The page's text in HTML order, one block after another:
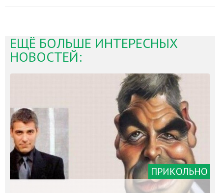
ЕЩЁ БОЛЬШЕ ИНТЕРЕСНЫХ
НОВОСТЕЙ:
ПРИКОЛЬНО